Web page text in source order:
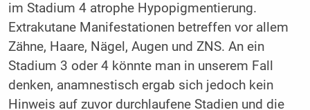
im Stadium 4 atrophe Hypopigmentierung.
Extrakutane Manifestationen betreffen vor allem
Zähne, Haare, Nägel, Augen und ZNS. An ein
Stadium 3 oder 4 könnte man in unserem Fall
denken, anamnestisch ergab sich jedoch kein
Hinweis auf zuvor durchlaufene Stadien und die